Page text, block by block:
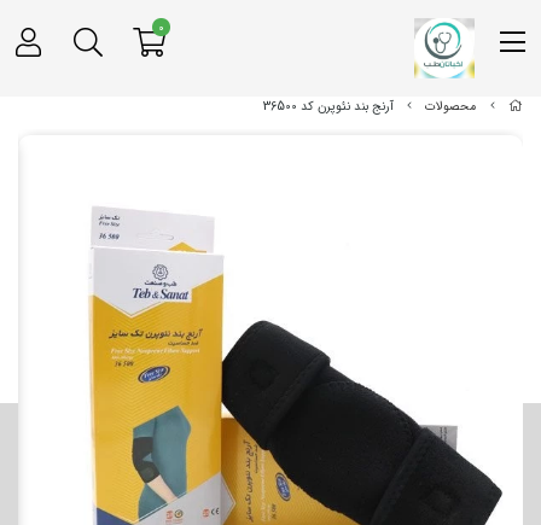
محصولات آرنج بند نئوپرن کد 36500
0